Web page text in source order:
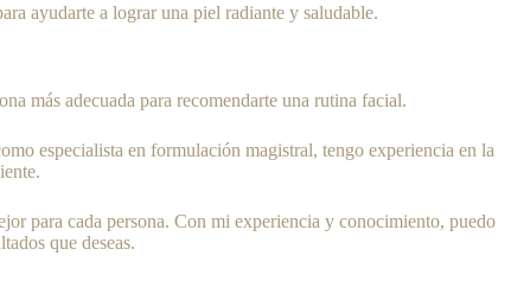
ayudarte a lograr una piel radiante y saludable.
más adecuada para recomendarte una rutina facial.
especialista en formulación magistral, tengo experiencia en la
para cada persona. Con mi experiencia y conocimiento, puedo
que deseas.